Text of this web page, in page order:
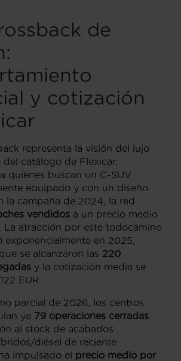
de
y cotización
representa la visión del lujo
catálogo de Flexicar,
quienes buscan un C-SUV
equipado y con un diseño
la campaña de 2024, la red
vendidos a un precio medio
La atracción por este todocamino
exponencialmente en 2025,
se alcanzaron las 220
y la cotización media se
EUR.
parcial de 2026, los centros
ya 79 operaciones cerradas
al stock de acabados
diésel de reciente
impulsado el precio medio por